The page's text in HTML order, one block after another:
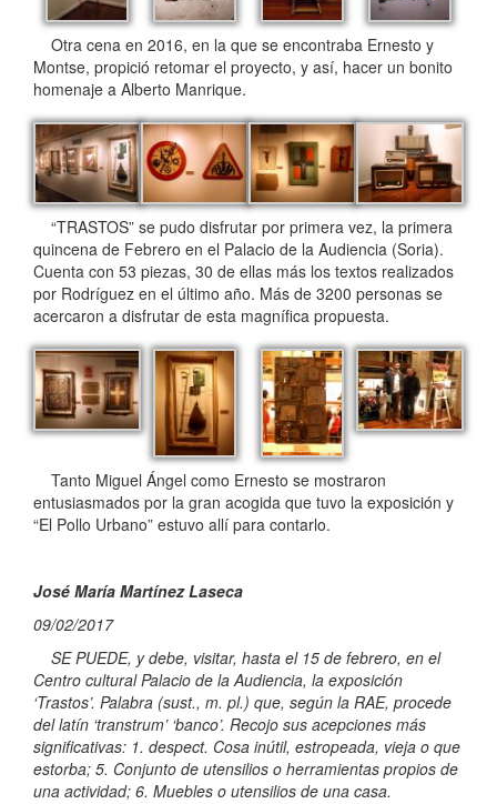
Otra cena en 2016, en la que se encontraba Ernesto y
Montse, propició retomar el proyecto, y así, hacer un bonito
homenaje a Alberto Manrique.
“TRASTOS” se pudo disfrutar por primera vez, la primera
quincena de Febrero en el Palacio de la Audiencia (Soria).
Cuenta con 53 piezas, 30 de ellas más los textos realizados
por Rodríguez en el último año. Más de 3200 personas se
acercaron a disfrutar de esta magnífica propuesta.
Tanto Miguel Ángel como Ernesto se mostraron
entusiasmados por la gran acogida que tuvo la exposición y
“El Pollo Urbano” estuvo allí para contarlo.
José María Martínez Laseca
09/02/2017
SE PUEDE, y debe, visitar, hasta el 15 de febrero, en el
Centro cultural Palacio de la Audiencia, la exposición
‘Trastos’. Palabra (sust., m. pl.) que, según la RAE, procede
del latín ‘transtrum’ ‘banco’. Recojo sus acepciones más
significativas: 1. despect. Cosa inútil, estropeada, vieja o que
estorba; 5. Conjunto de utensilios o herramientas propios de
una actividad; 6. Muebles o utensilios de una casa.